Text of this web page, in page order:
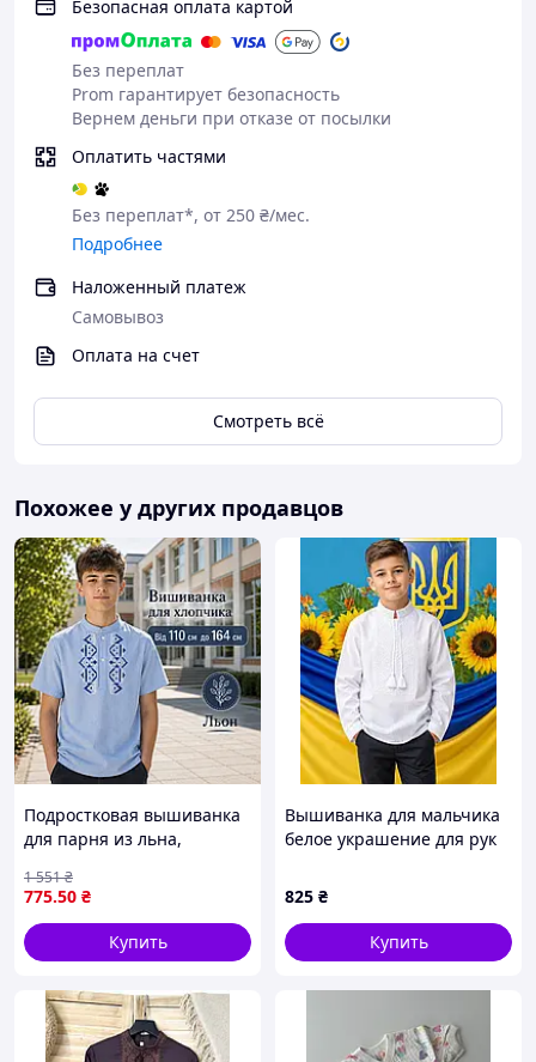
Безопасная оплата картой
Без переплат
Prom гарантирует безопасность
Вернем деньги при отказе от посылки
Оплатить частями
Без переплат*, от 250 ₴/мес.
Подробнее
Наложенный платеж
Самовывоз
Оплата на счет
Смотреть всё
Похожее у других продавцов
Подростковая вышиванка
для парня из льна,
футболки с украинской
этнической вышивкой
775.50 ₴
1 551₴
Купить
Вышиванка для мальчика
белое украшение для рук
825 ₴
Купить